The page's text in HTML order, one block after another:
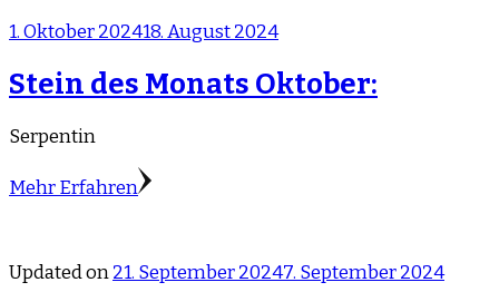
1. Oktober 202418. August 2024
Stein des Monats Oktober:
Serpentin
Mehr Erfahren
Updated on21. September 20247. September 2024